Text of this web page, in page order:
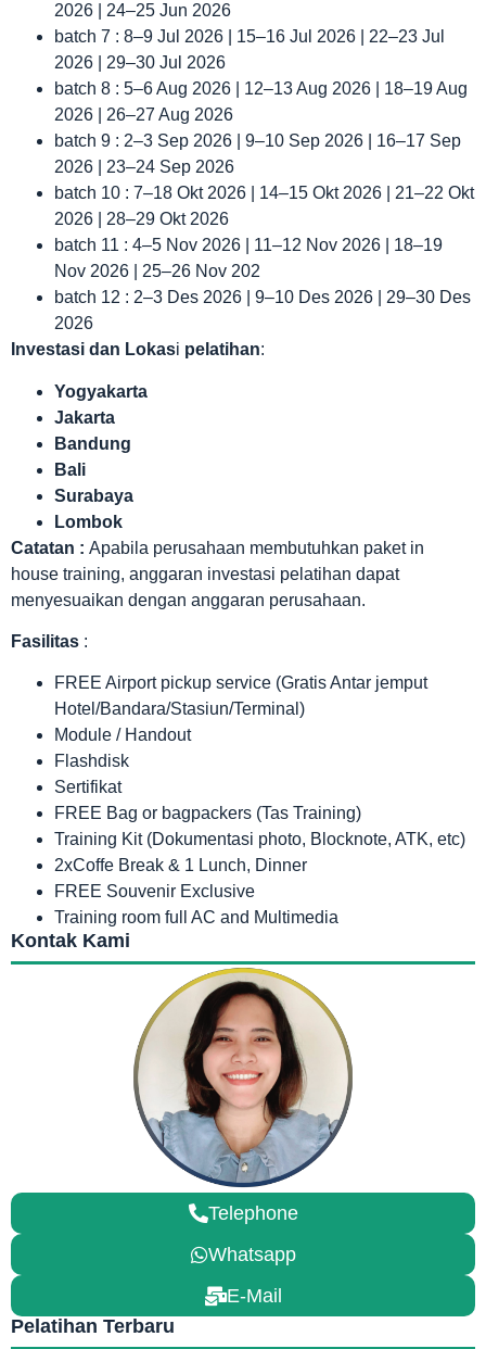
2026 | 24–25 Jun 2026
batch 7 : 8–9 Jul 2026 | 15–16 Jul 2026 | 22–23 Jul
2026 | 29–30 Jul 2026
batch 8 : 5–6 Aug 2026 | 12–13 Aug 2026 | 18–19 Aug
2026 | 26–27 Aug 2026
batch 9 : 2–3 Sep 2026 | 9–10 Sep 2026 | 16–17 Sep
2026 | 23–24 Sep 2026
batch 10 : 7–18 Okt 2026 | 14–15 Okt 2026 | 21–22 Okt
2026 | 28–29 Okt 2026
batch 11 : 4–5 Nov 2026 | 11–12 Nov 2026 | 18–19
Nov 2026 | 25–26 Nov 202
batch 12 : 2–3 Des 2026 | 9–10 Des 2026 | 29–30 Des
2026
Investasi dan Lokasi pelatihan:
Yogyakarta
Jakarta
Bandung
Bali
Surabaya
Lombok
Catatan : Apabila perusahaan membutuhkan paket in
house training, anggaran investasi pelatihan dapat
menyesuaikan dengan anggaran perusahaan.
Fasilitas :
FREE Airport pickup service (Gratis Antar jemput
Hotel/Bandara/Stasiun/Terminal)
Module / Handout
Flashdisk
Sertifikat
FREE Bag or bagpackers (Tas Training)
Training Kit (Dokumentasi photo, Blocknote, ATK, etc)
2xCoffe Break & 1 Lunch, Dinner
FREE Souvenir Exclusive
Training room full AC and Multimedia
Kontak Kami
Telephone
Whatsapp
E-Mail
Pelatihan Terbaru